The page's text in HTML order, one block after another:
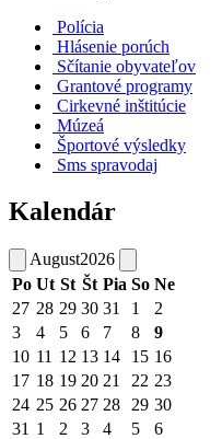
Polícia
Hlásenie porúch
Sčítanie obyvateľov
Grantové programy
Cirkevné inštitúcie
Múzeá
Športové výsledky
Sms spravodaj
Kalendár
August2026
Po Ut St Št Pia So Ne
27 28 29 30 31 1
2
3
4 5 6 7 8
9
10 11 12 13 14 15 16
17 18 19 20 21 22 23
24 25 26 27 28 29 30
31 1 2 3 4 5 6